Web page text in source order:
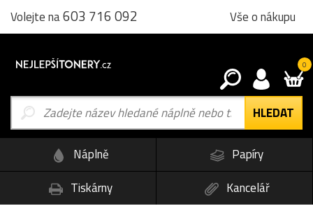
Volejte na603 716 092 Vše o nákupu
0
Náplně
Papíry
Tiskárny
Kancelář